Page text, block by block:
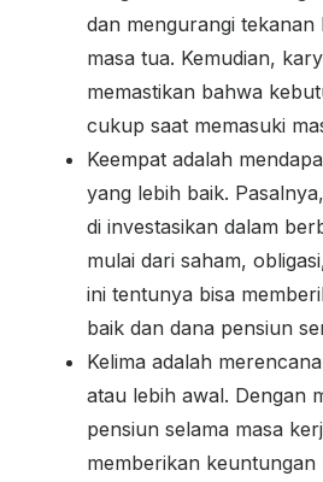
dan mengurangi tekanan
masa tua. Kemudian,
memastikan bahwa
cukup saat memasuki
Keempat adalah
yang lebih baik.
di investasikan dalam
mulai dari saham,
ini tentunya bisa
baik dan dana pensiun
Kelima adalah
atau lebih awal. Dengan
pensiun selama masa
memberikan keuntungan